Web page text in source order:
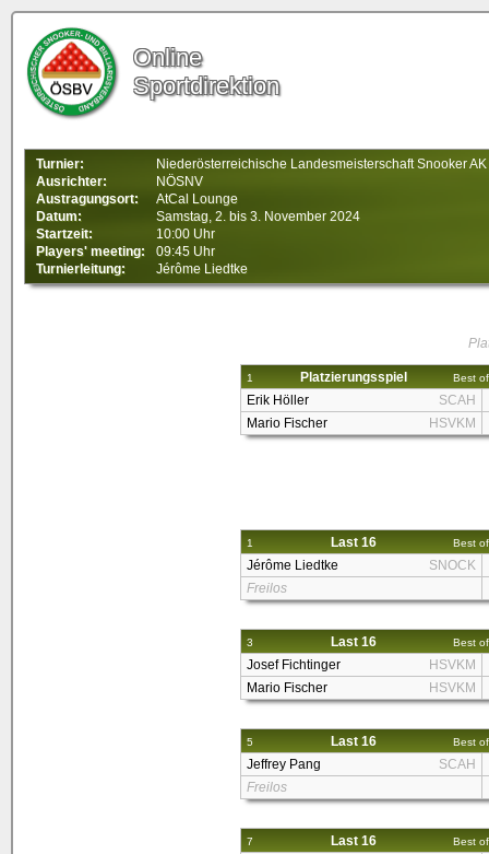
Online
Sportdirektion
Turnier:
Niederösterreichische Landesmeisterschaft Snooker
Ausrichter:
NÖSNV
Austragungsort:
AtCal Lounge
Datum:
Samstag, 2. bis 3. November 2024
Startzeit:
10:00 Uhr
Players' meeting:
09:45 Uhr
Turnierleitung:
Jérôme Liedtke
1 Platzierungsspiel Best
Erik Höller
SCAH
Mario Fischer
HSVKM
1 Last 16 Best
Jérôme Liedtke
SNOCK
Freilos
3 Last 16 Best
Josef Fichtinger
HSVKM
Mario Fischer
HSVKM
5 Last 16 Best
Jeffrey Pang
SCAH
Freilos
7 Last 16 Best